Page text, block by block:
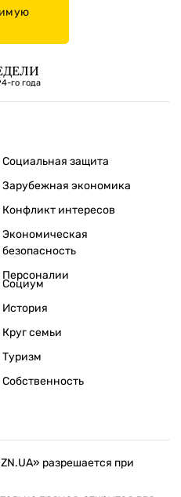
го года
Социальная защита
Зарубежная экономика
Конфликт интересов
Экономическая
безопасность
Персоналии
Социум
История
Круг семьи
Туризм
Собственность
разрешается при